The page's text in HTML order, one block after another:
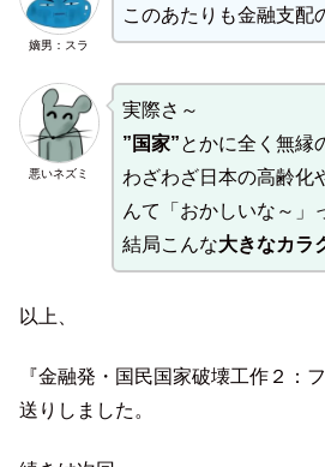
嫡男：スラ
このあたりも金融支配
悪いネズミ
実際さ～
”国家”とかに全く無縁
わざわざ日本の高齢化
んて「おかしいな～」
結局こんな大きなカラ
以上、
『金融発・国民国家破壊工作２：
送りしました。